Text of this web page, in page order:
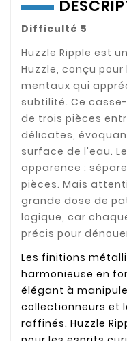
Difficulté 5
Huzzle Ripple est
Huzzle, conçu
mentaux qui
subtilité. Ce
de trois pièces
délicates,
surface de l'eau.
apparence :
pièces. Mais
grande dose de
logique, car
précis pour
Les finitions
harmonieuse en
élégant à
collectionneurs et
raffinés. Huzzle